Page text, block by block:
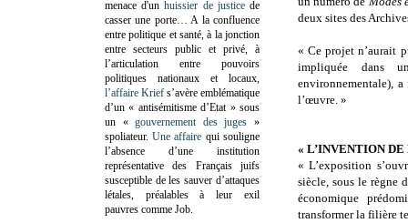
deux sites des
« Ce projet n’aurait
impliquée dans
environnementale),
l’œuvre. »
« L’INVENTION
« L’exposition
siècle, sous le règne
économique
transformer la filière
menace d'unhuissier de justicede
casser une porte… A la confluence
entre politique et santé, à la jonction
entre secteurs public et privé, à
l’articulation entre pouvoirs
politiques nationaux et locaux,
l’affaire Krief s’avère emblématique
d’un « antisémitisme d’Etat » sous
un «gouvernement des juges »
spoliateur.Une affaire qui souligne
l’absence d’une institution
représentative des Français juifs
susceptible de les sauver d’attaques
létales, préalables à leur exil
pauvres comme Job.